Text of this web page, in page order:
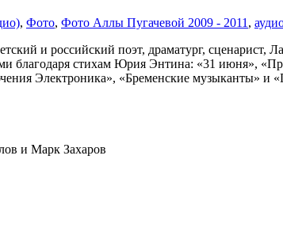
, Фото, Фото Аллы Пугачевой 2009 - 2011 ,
и российский поэт, драматург, сценарист,
стихам Юрия Энтина: «31 июня»,
Электроника», «Бременские музыканты» и
и Марк Захаров